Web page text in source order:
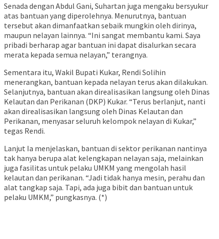
Senada dengan Abdul Gani, Suhartan juga mengaku bersyukur
atas bantuan yang diperolehnya. Menurutnya, bantuan
tersebut akan dimanfaatkan sebaik mungkin oleh dirinya,
maupun nelayan lainnya. “Ini sangat membantu kami. Saya
pribadi berharap agar bantuan ini dapat disalurkan secara
merata kepada semua nelayan,” terangnya.
Sementara itu, Wakil Bupati Kukar, Rendi Solihin
menerangkan, bantuan kepada nelayan terus akan dilakukan.
Selanjutnya, bantuan akan direalisasikan langsung oleh Dinas
Kelautan dan Perikanan (DKP) Kukar. “Terus berlanjut, nanti
akan direalisasikan langsung oleh Dinas Kelautan dan
Perikanan, menyasar seluruh kelompok nelayan di Kukar,”
tegas Rendi.
Lanjut Ia menjelaskan, bantuan di sektor perikanan nantinya
tak hanya berupa alat kelengkapan nelayan saja, melainkan
juga fasilitas untuk pelaku UMKM yang mengolah hasil
kelautan dan perikanan. “Jadi tidak hanya mesin, perahu dan
alat tangkap saja. Tapi, ada juga bibit dan bantuan untuk
pelaku UMKM,” pungkasnya. (*)